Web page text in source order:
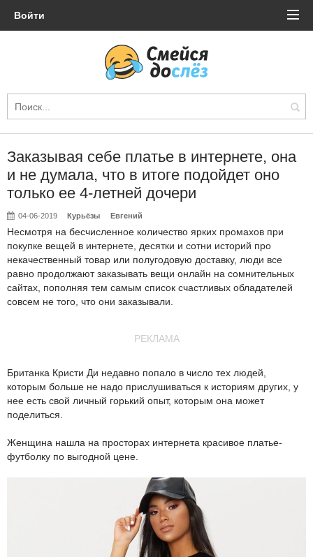
Войти
Заказывая себе платье в интернете, она
и не думала, что в итоге подойдет оно
только ее 4-летней дочери
04-06-2019 Курьёзы Евгений
Несмотря на бесчисленное количество ярких промахов при
покупке вещей в интернете, десятки и сотни историй про
некачественный товар или полугодовую доставку, люди все
равно продолжают заказывать вещи онлайн на сомнительных
сайтах, пополняя тем самым список счастливых обладателей
совсем не того, что они заказывали.
РЕКЛАМА
Британка Кристи Ди недавно попало в число тех людей,
которым больше не надо прислушиваться к историям других, у
нее есть свой личный горький опыт, которым она может
поделиться.
Женщина нашла на просторах интернета красивое платье-
футболку по выгодной цене.